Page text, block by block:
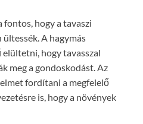
fontos, hogy a tavaszi
A hagymás
elültetni, hogy tavasszal
meg a gondoskodást. Az
fordítani a megfelelő
is, hogy a növények